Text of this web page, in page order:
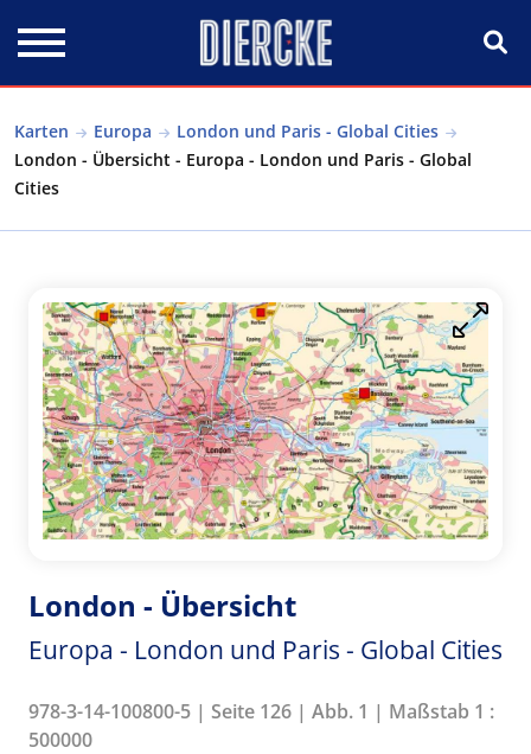
Karten Europa
London und Paris - Global Cities
London - Übersicht - Europa - London und Paris - Global
Cities
London - Übersicht
Europa - London und Paris - Global Cities
978-3-14-100800-5 | Seite 126 | Abb. 1 | Maßstab 1 :
500000